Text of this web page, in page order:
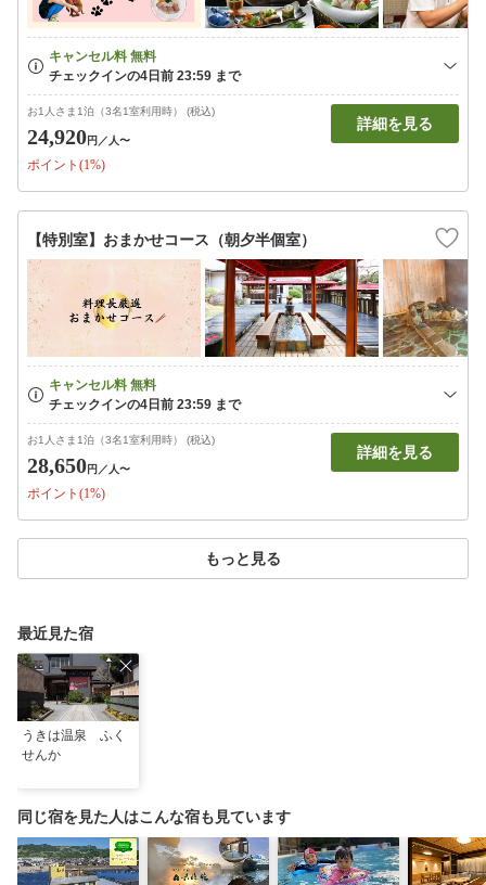
お1人さま1泊（3名1室利用時） (税込)
24,920円 ／人〜
ポイント(1%)
詳細を見る
【特別室】おまかせコース（朝夕半個室）
お1人さま1泊（3名1室利用時） (税込)
28,650円 ／人〜
ポイント(1%)
詳細を見る
もっと見る
最近見た宿
うきは温泉 ふく
せんか
同じ宿を見た人はこんな宿も見ています